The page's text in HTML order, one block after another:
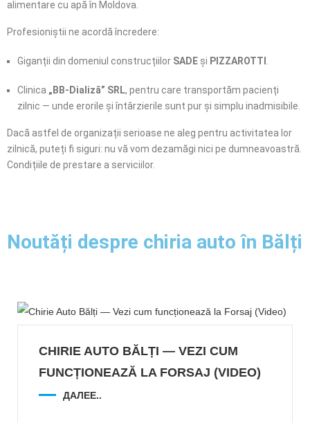
alimentare cu apă în Moldova.
Profesioniștii ne acordă încredere:
Giganții din domeniul construcțiilor SADE și PIZZAROTTI .
Clinica „BB-Dializă” SRL, pentru care transportăm pacienți
zilnic — unde erorile și întârzierile sunt pur și simplu inadmisibile.
Dacă astfel de organizații serioase ne aleg pentru activitatea lor
zilnică, puteți fi siguri: nu vă vom dezamăgi nici pe dumneavoastră.
Condițiile de prestare a serviciilor.
Noutăți despre chiria auto în Bălți
CHIRIE AUTO BĂLȚI — VEZI CUM
FUNCȚIONEAZĂ LA FORSAJ (VIDEO)
ДАЛЕЕ..